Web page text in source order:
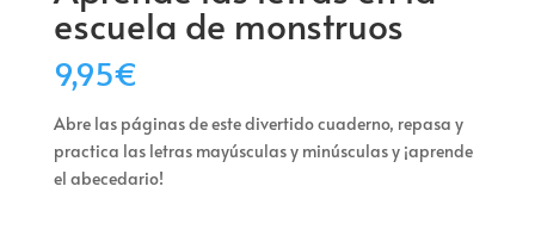
escuela de monstruos
9,95€
Abre las páginas de este divertido cuaderno, repasa y
practica las letras mayúsculas y minúsculas y ¡aprende
el abecedario!